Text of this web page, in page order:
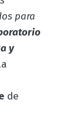
para
y
de